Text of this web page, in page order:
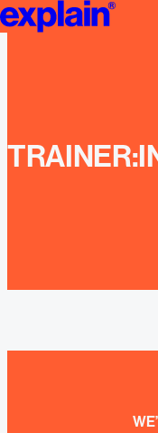
Jobs | explain